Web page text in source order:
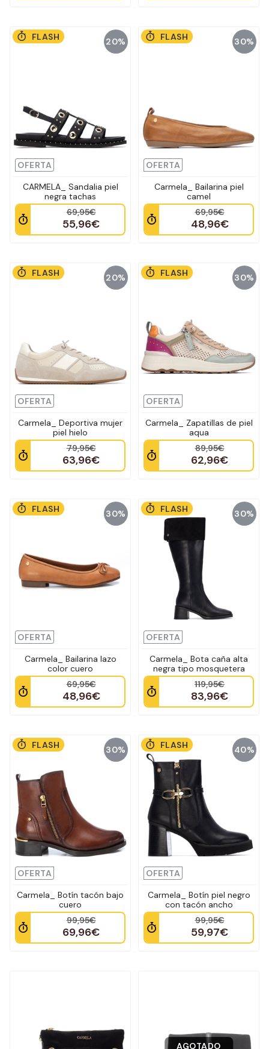
20%
OFERTA
FLASH
CARMELA_ Sandalia piel
negra tachas
69,95€
55,96€
30%
OFERTA
FLASH
Carmela_ Bailarina piel
camel
69,95€
48,96€
20%
OFERTA
FLASH
Carmela_ Deportiva mujer
piel hielo
79,95€
63,96€
30%
OFERTA
FLASH
Carmela_ Zapatillas de piel
aqua
89,95€
62,96€
30%
OFERTA
FLASH
Carmela_ Bailarina lazo
color cuero
69,95€
48,96€
30%
OFERTA
FLASH
Carmela_ Bota caña alta
negra tipo mosquetera
119,95€
83,96€
30%
OFERTA
FLASH
Carmela_ Botín tacón bajo
cuero
99,95€
69,96€
40%
OFERTA
FLASH
Carmela_ Botín piel negro
con tacón ancho
99,95€
59,97€
AGOTADO